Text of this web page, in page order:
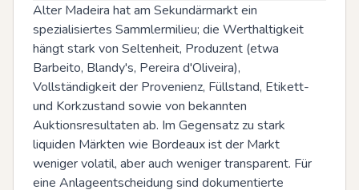
Alter Madeira hat am Sekundärmarkt ein
spezialisiertes Sammlermilieu; die Werthaltigkeit
hängt stark von Seltenheit, Produzent (etwa
Barbeito, Blandy's, Pereira d'Oliveira),
Vollständigkeit der Provenienz, Füllstand, Etikett-
und Korkzustand sowie von bekannten
Auktionsresultaten ab. Im Gegensatz zu stark
liquiden Märkten wie Bordeaux ist der Markt
weniger volatil, aber auch weniger transparent. Für
eine Anlageentscheidung sind dokumentierte